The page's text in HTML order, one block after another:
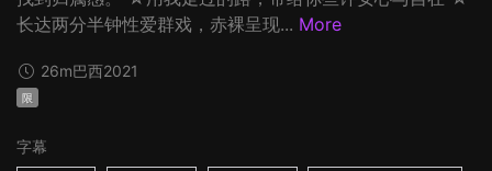
长达两分半钟性爱群戏，赤裸呈现... More
26m巴西2021
限
字幕